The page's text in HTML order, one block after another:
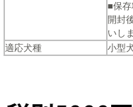
■保
開封
いし
適応犬種
小型